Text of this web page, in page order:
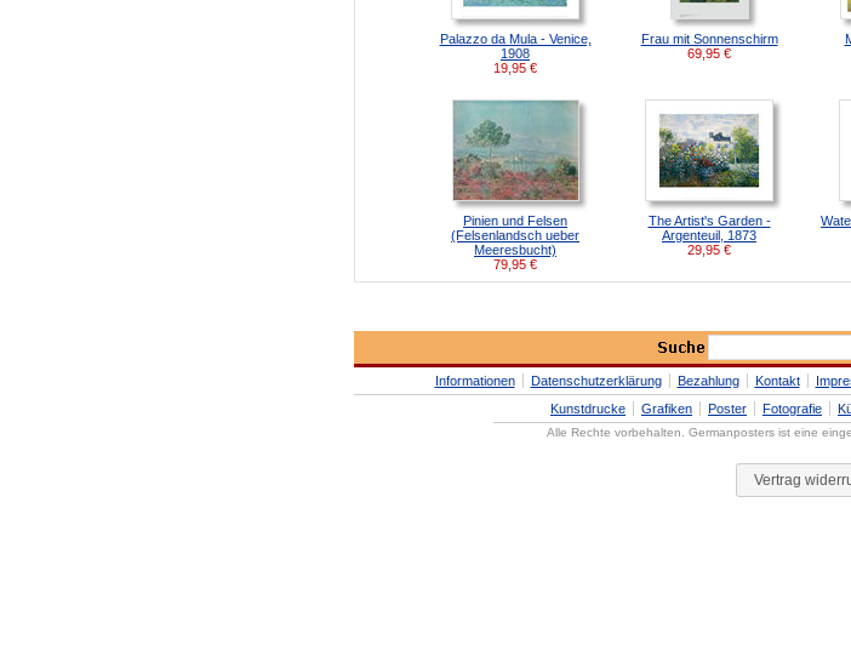
Palazzo da Mula - Venice,
1908
19,95 €
Frau mit Sonnenschirm
69,95 €
Pinien und Felsen
(Felsenlandsch ueber
Meeresbucht)
79,95 €
The Artist's Garden -
Argenteuil, 1873
29,95 €
Informationen Datenschutzerklärung Bezahlung Kontakt
Kunstdrucke
Grafiken Poster Fotografie
Alle Rechte vorbehalten. Germanposters ist eine
Vertrag